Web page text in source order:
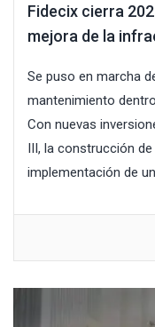
Fidecix cierra
mejora de la
Se puso en marcha
mantenimiento
Con nuevas
III, la construcción
implementación de